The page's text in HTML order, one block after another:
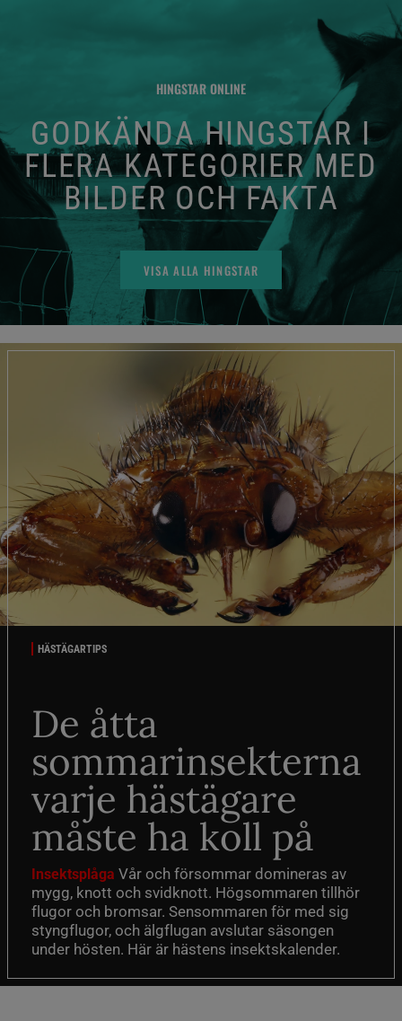
HINGSTAR ONLINE
GODKÄNDA HINGSTAR I
FLERA KATEGORIER MED
BILDER OCH FAKTA
VISA ALLA HINGSTAR
HÄSTÄGARTIPS
De åtta
sommarinsekterna
varje hästägare
måste ha koll på
Insektsplåga Vår och försommar domineras av
mygg, knott och svidknott. Högsommaren tillhör
flugor och bromsar. Sensommaren för med sig
styngflugor, och älgflugan avslutar säsongen
under hösten. Här är hästens insektskalender.